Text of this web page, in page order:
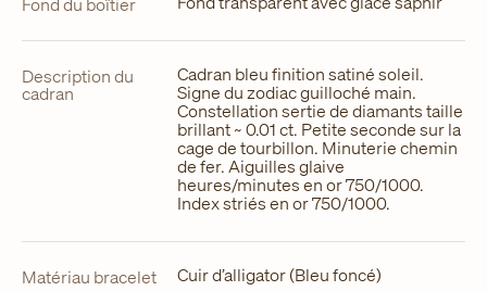
Description du
cadran
Cadran bleu finition satiné soleil.
Signe du zodiac guilloché main.
Constellation sertie de diamants taille
brillant ~ 0.01 ct. Petite seconde sur la
cage de tourbillon. Minuterie chemin
de fer. Aiguilles glaive
heures/minutes en or 750/1000.
Index striés en or 750/1000.
Matériau bracelet Cuir d’alligator (Bleu foncé)